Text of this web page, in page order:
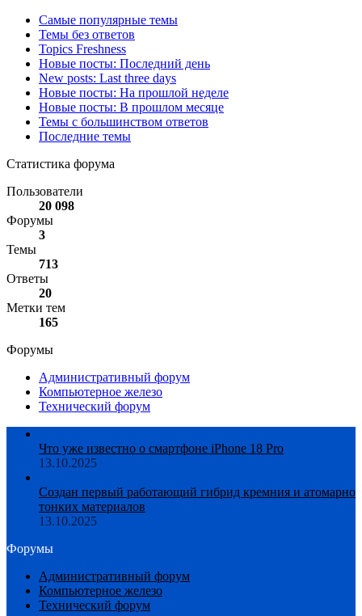
Самые популярные темы
Темы без ответов
Topics Freshness
Новые посты: Последний день
New posts: Last three days
Новые посты: На прошлой неделе
Новые посты: В прошлом месяце
Темы с большинством ответов
Последние темы
Статистика форума
Пользователи
20 098
Форумы
3
Темы
713
Ответы
20
Метки тем
165
Форумы
Административный форум
Компьютерное железо
Технический форум
Что уже известно о смартфоне iPhone 18 Pro
13.10.2025
Создан первый работающий гибрид кремния и атомарно
тонких материалов
13.10.2025
Форумы
Административный форум
Компьютерное железо
Технический форум